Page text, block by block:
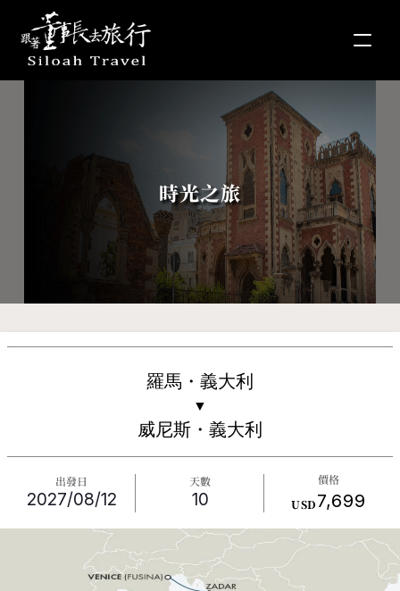
時光之旅
羅馬・義大利
▼
威尼斯・義大利
出發日
2027/08/12
天數
10
價格
USD7,699